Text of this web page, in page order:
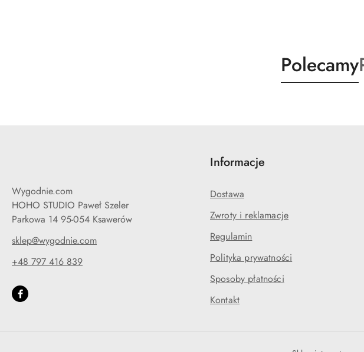
Produkty
o
Polecamy
o
Wygodnie.com
HOHO STUDIO Paweł Szeler
Parkowa 14 95-054 Ksawerów
sklep@wygodnie.com
+48 797 416 839
Informacje
Dostawa
Zwroty i reklamacje
Regulamin
Polityka prywatności
Sposoby płatności
Kontakt